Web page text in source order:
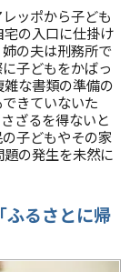
ッポから子ども
の入口に仕掛け
の夫は刑務所で
子どもをかばっ
な書類の準備の
きていないた
ざるを得ないと
子どもやその家
の発生を未然に
ふるさとに帰